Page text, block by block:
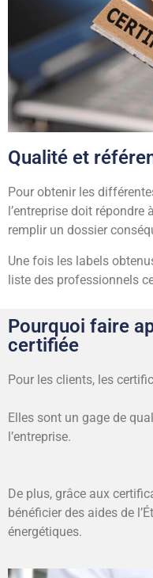
Qualité et
Pour obtenir les
l’entreprise doit
remplir un dossier
Une fois les labels
liste des professionnels
Pourquoi faire
certifiée
Pour les clients, les
Elles sont un gage de
l’entreprise.
De plus, grâce aux
bénéficier des aides de
énergétiques.